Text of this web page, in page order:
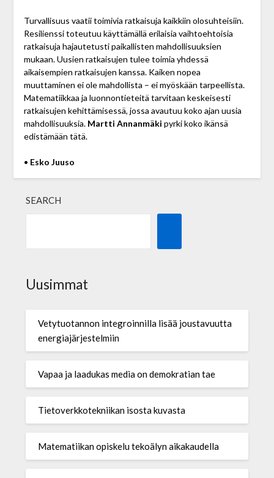
Turvallisuus vaatii toimivia ratkaisuja kaikkiin olosuhteisiin.
Resilienssi toteutuu käyttämällä erilaisia vaihtoehtoisia
ratkaisuja hajautetusti paikallisten mahdollisuuksien
mukaan. Uusien ratkaisujen tulee toimia yhdessä
aikaisempien ratkaisujen kanssa. Kaiken nopea
muuttaminen ei ole mahdollista – ei myöskään tarpeellista.
Matematiikkaa ja luonnontieteitä tarvitaan keskeisesti
ratkaisujen kehittämisessä, jossa avautuu koko ajan uusia
mahdollisuuksia. Martti Annanmäki pyrki koko ikänsä
edistämään tätä.
• Esko Juuso
SEARCH
Uusimmat
Vetytuotannon integroinnilla lisää joustavuutta
energiajärjestelmiin
Vapaa ja laadukas media on demokratian tae
Tietoverkkotekniikan isosta kuvasta
Matematiikan opiskelu tekoälyn aikakaudella